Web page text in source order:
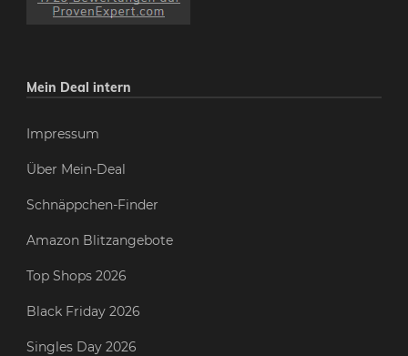
Mein Deal intern
Impressum
Über Mein-Deal
Schnäppchen-Finder
Amazon Blitzangebote
Top Shops 2026
Black Friday 2026
Singles Day 2026